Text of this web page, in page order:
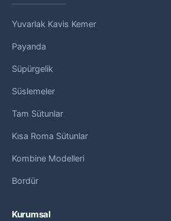
Yuvarlak Kavis Kemer
Payanda
Süpürgelik
Süslemeler
Tam Sütunlar
Kısa Roma Sütunlar
Kombine Modelleri
Bordür
Kurumsal